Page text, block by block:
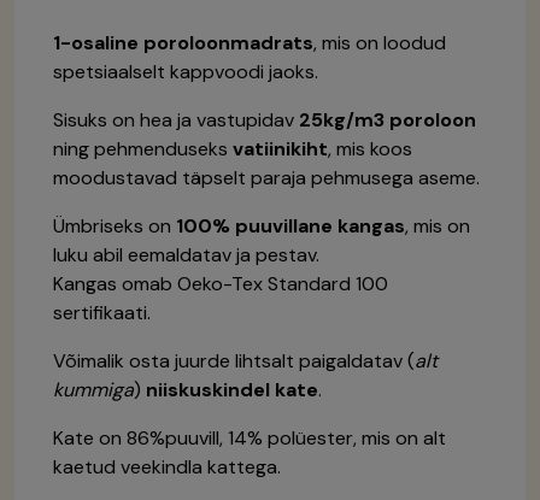
1-osaline poroloonmadrats, mis on loodud
spetsiaalselt kappvoodi jaoks.
Sisuks on hea ja vastupidav 25kg/m3 poroloon
ning pehmenduseks vatiinikiht, mis koos
moodustavad täpselt paraja pehmusega aseme.
Ümbriseks on 100% puuvillane kangas, mis on
luku abil eemaldatav ja pestav.
Kangas omab Oeko-Tex Standard 100
sertifikaati.
Võimalik osta juurde lihtsalt paigaldatav (alt
kummiga) niiskuskindel kate.
Kate on 86%puuvill, 14% polüester, mis on alt
kaetud veekindla kattega.